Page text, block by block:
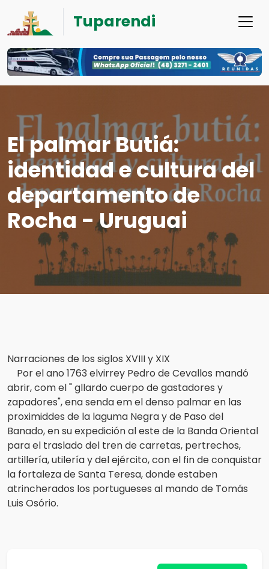
Tuparendi
El palmar Butiá:
identidad e cultura del
departamento de
Rocha - Uruguai
Narraciones de los siglos XVIII y XIX
Por el ano 1763 elvirrey Pedro de Cevallos mandó
abrir, com el " gllardo cuerpo de gastadores y
zapadores", ena senda em el denso palmar en las
proximiddes de la laguma Negra y de Paso del
Banado, en su expedición al este de la Banda Oriental
para el traslado del tren de carretas, pertrechos,
artillería, utilería y del ejército, con el fin de conquistar
la fortaleza de Santa Teresa, donde estaben
atrincherados los portugueses al mando de Tomás
Luis Osório.